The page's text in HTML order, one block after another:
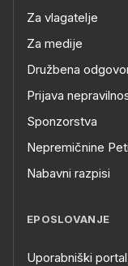
Za vlagatelje
Za medije
Družbena
Prijava
Sponzorstva
Nepremičnine
Nabavni razpisi
EPOSLOVANJE
Uporabniški